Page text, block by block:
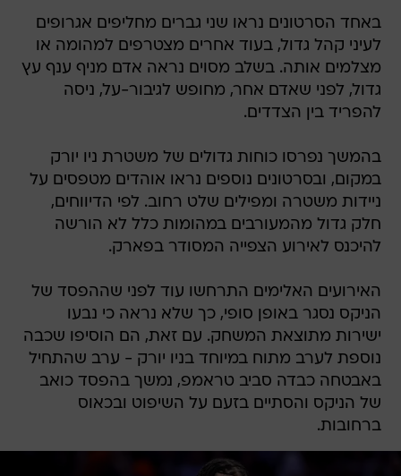
באחד הסרטונים נראו שני גברים מחליפים אגרופים
לעיני קהל גדול, בעוד אחרים מצטרפים למהומה או
מצלמים אותה. בשלב מסוים נראה אדם מניף ענף עץ
גדול, לפני שאדם אחר, מחופש לגיבור-על, ניסה
להפריד בין הצדדים.
בהמשך נפרסו כוחות גדולים של משטרת ניו יורק
במקום, ובסרטונים נוספים נראו אוהדים מטפסים על
ניידות משטרה ומפילים שלט רחוב. לפי הדיווחים,
חלק גדול מהמעורבים במהומות כלל לא הורשה
להיכנס לאירוע הצפייה המסודר בפארק.
האירועים האלימים התרחשו עוד לפני שההפסד של
הניקס נסגר באופן סופי, כך שלא נראה כי נבעו
ישירות מתוצאת המשחק. עם זאת, הם הוסיפו שכבה
נוספת לערב מתוח במיוחד בניו יורק - ערב שהתחיל
באבטחה כבדה סביב טראמפ, נמשך בהפסד כואב
של הניקס והסתיים בזעם על השיפוט ובכאוס
ברחובות.